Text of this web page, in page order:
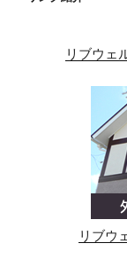
リブウェ
リブウ